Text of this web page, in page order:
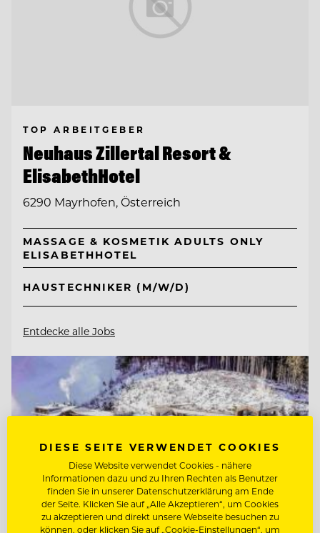
TOP ARBEITGEBER
Neuhaus Zillertal Resort &
ElisabethHotel
6290 Mayrhofen, Österreich
MASSAGE & KOSMETIK ADULTS ONLY
ELISABETHHOTEL
HAUSTECHNIKER (M/W/D)
Entdecke alle Jobs
DIESE SEITE VERWENDET COOKIES
Diese Website verwendet Cookies - nähere
Informationen dazu und zu Ihren Rechten als Benutzer
finden Sie in unserer Datenschutzerklärung am Ende
der Seite. Klicken Sie auf „Alle Akzeptieren“, um Cookies
zu akzeptieren und direkt unsere Webseite besuchen zu
können, oder klicken Sie auf „Cookie-Einstellungen“, um